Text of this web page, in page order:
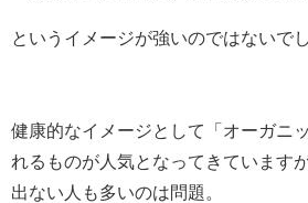
というイメージが強いのではないで
健康的なイメージとして「オーガニ
れるものが人気となってきています
出ない人も多いのは問題。